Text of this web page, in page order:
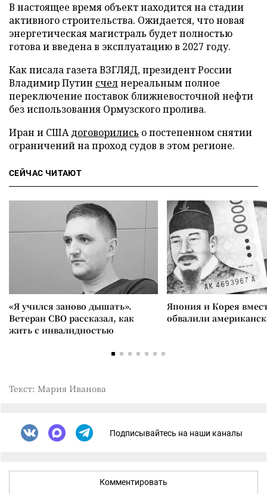
В настоящее время объект находится на стадии
активного строительства. Ожидается, что новая
энергетическая магистраль будет полностью
готова и введена в эксплуатацию в 2027 году.
Как писала газета ВЗГЛЯД, президент России
Владимир Путин счелнереальным полное
переключение поставок ближневосточной нефти
без использования Ормузского пролива.
Иран и СШАдоговорились о постепенном снятии
ограничений на проход судов в этом регионе.
СЕЙЧАС ЧИТАЮТ
«Я учился заново дышать».
Ветеран СВО рассказал, как
жить с инвалидностью
Япония и Корея
обвалили
Текст: Мария Иванова
Подписывайтесь на наши каналы
Комментировать